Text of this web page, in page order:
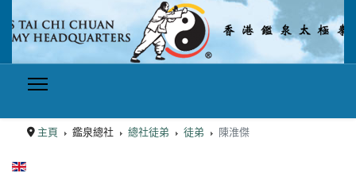
主頁 鑑泉總社 總社徒弟 徒弟 陳淮傑
選擇你的語言